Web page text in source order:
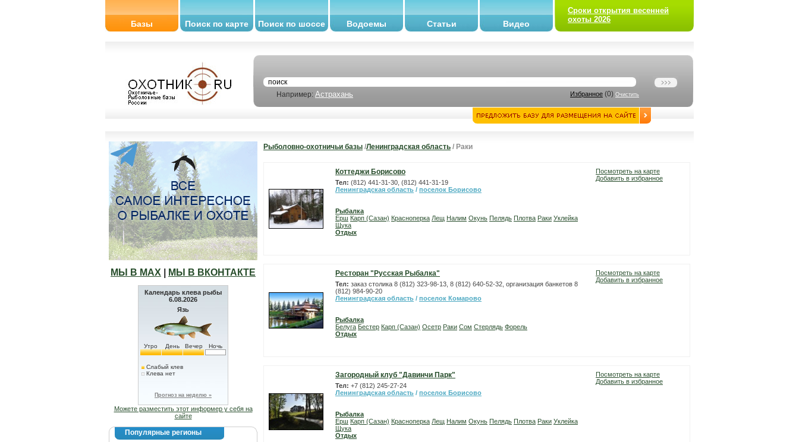
Базы Поиск по карте Поиск по шоссе Водоемы Статьи Видео
Сроки открытия весенней
охоты 2026
Например: Астрахань Избранное (0) Очистить
МЫ В МАХ МЫ В ВКОНТАКТЕ
Календарь клева рыбы
6.08.2026
Язь
Утро День Вечер Ночь
Слабый клев
Клева нет
Прогноз на неделю »
Можете разместить этот информер у себя на
сайте
Популярные регионы
Рыболовно-охотничьи базы /Ленинградская область / Раки
Коттеджи Борисово
Тел: (812) 441-31-30, (812) 441-31-19
Ленинградская область / поселок Борисово
Рыбалка
Ерш Карп (Сазан) Красноперка Лещ Налим Окунь Пелядь Плотва Раки Уклейка
Щука
Отдых
Посмотреть на карте
Добавить в избранное
Ресторан "Русская Рыбалка"
Тел: заказ столика 8 (812) 323-98-13, 8 (812) 640-52-32, организация банкетов 8
(812) 984-90-20
Ленинградская область / поселок Комарово
Рыбалка
Белуга Бестер Карп (Сазан) Осетр Раки Сом Стерлядь Форель
Отдых
Посмотреть на карте
Добавить в избранное
Загородный клуб "Давинчи Парк"
Тел: +7 (812) 245-27-24
Ленинградская область / поселок Борисово
Рыбалка
Ерш Карп (Сазан) Красноперка Лещ Налим Окунь Пелядь Плотва Раки Уклейка
Щука
Отдых
Посмотреть на карте
Добавить в избранное